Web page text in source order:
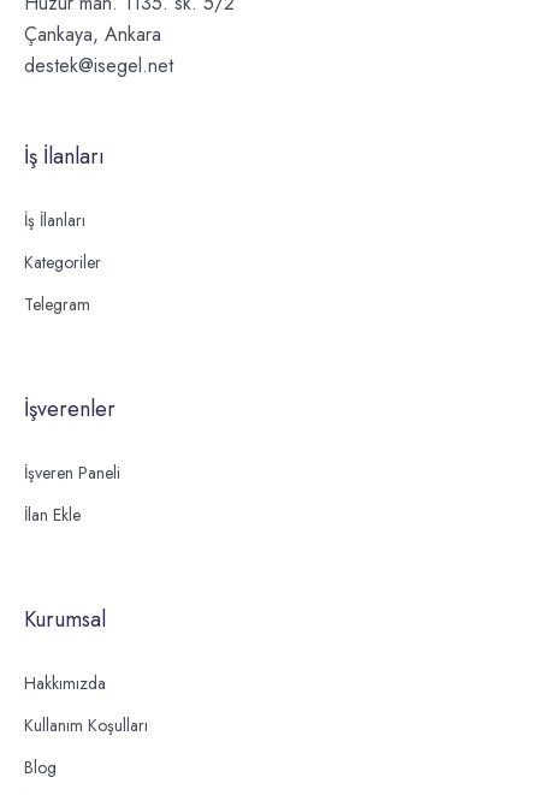
Çankaya, Ankara
destek@isegel.net
İş İlanları
İş İlanları
Kategoriler
Telegram
İşverenler
İşveren Paneli
İlan Ekle
Kurumsal
Hakkımızda
Kullanım Koşulları
Blog